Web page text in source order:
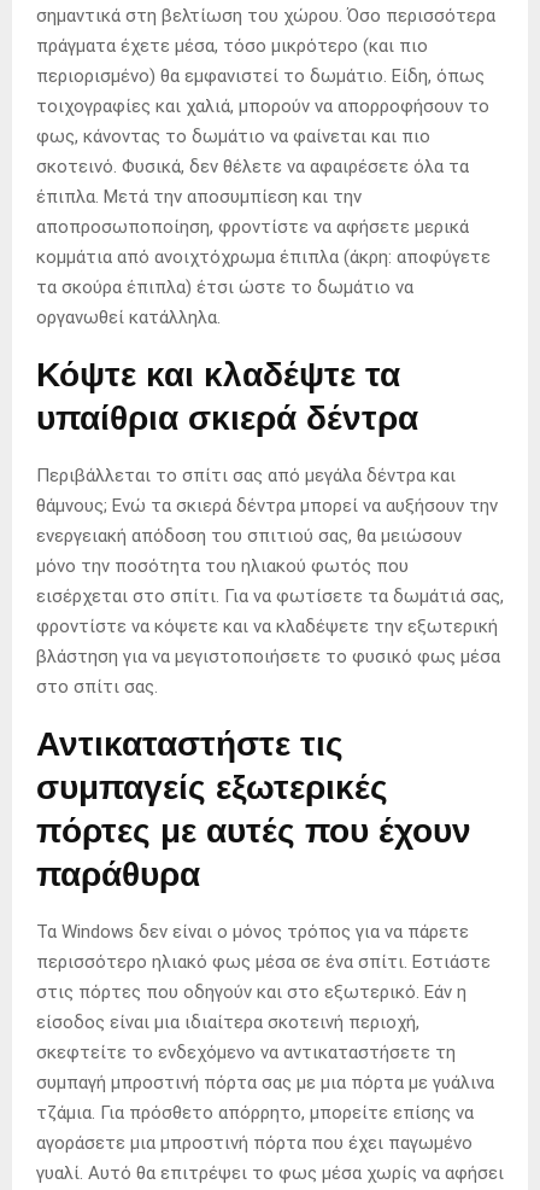
σημαντικά στη βελτίωση του χώρου. Όσο περισσότερα
πράγματα έχετε μέσα, τόσο μικρότερο (και πιο
περιορισμένο) θα εμφανιστεί το δωμάτιο. Είδη, όπως
τοιχογραφίες και χαλιά, μπορούν να απορροφήσουν το
φως, κάνοντας το δωμάτιο να φαίνεται και πιο
σκοτεινό. Φυσικά, δεν θέλετε να αφαιρέσετε όλα τα
έπιπλα. Μετά την αποσυμπίεση και την
αποπροσωποποίηση, φροντίστε να αφήσετε μερικά
κομμάτια από ανοιχτόχρωμα έπιπλα (άκρη: αποφύγετε
τα σκούρα έπιπλα) έτσι ώστε το δωμάτιο να
οργανωθεί κατάλληλα.
Κόψτε και κλαδέψτε τα
υπαίθρια σκιερά δέντρα
Περιβάλλεται το σπίτι σας από μεγάλα δέντρα και
θάμνους; Ενώ τα σκιερά δέντρα μπορεί να αυξήσουν την
ενεργειακή απόδοση του σπιτιού σας, θα μειώσουν
μόνο την ποσότητα του ηλιακού φωτός που
εισέρχεται στο σπίτι. Για να φωτίσετε τα δωμάτιά σας,
φροντίστε να κόψετε και να κλαδέψετε την εξωτερική
βλάστηση για να μεγιστοποιήσετε το φυσικό φως μέσα
στο σπίτι σας.
Αντικαταστήστε τις
συμπαγείς εξωτερικές
πόρτες με αυτές που έχουν
παράθυρα
Τα Windows δεν είναι ο μόνος τρόπος για να πάρετε
περισσότερο ηλιακό φως μέσα σε ένα σπίτι. Εστιάστε
στις πόρτες που οδηγούν και στο εξωτερικό. Εάν η
είσοδος είναι μια ιδιαίτερα σκοτεινή περιοχή,
σκεφτείτε το ενδεχόμενο να αντικαταστήσετε τη
συμπαγή μπροστινή πόρτα σας με μια πόρτα με γυάλινα
τζάμια. Για πρόσθετο απόρρητο, μπορείτε επίσης να
αγοράσετε μια μπροστινή πόρτα που έχει παγωμένο
γυαλί. Αυτό θα επιτρέψει το φως μέσα χωρίς να αφήσει